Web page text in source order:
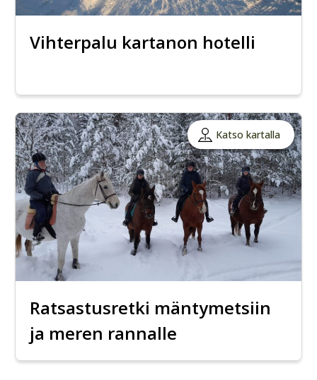
Vihterpalu kartanon hotelli
Katso kartalla
Ratsastusretki mäntymetsiin
ja meren rannalle